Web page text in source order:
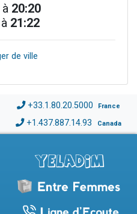
20:20
21:22
de ville
+33.1.80.20.5000 France
+1.437.887.14.93 Canada